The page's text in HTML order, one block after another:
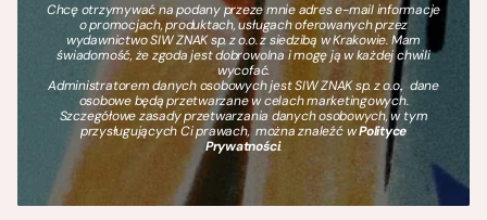
Chcę otrzymywać na podany przeze mnie adres e-mail informacje
o promocjach, produktach, usługach oferowanych przez
wydawnictwo SIW ZNAK sp. z o.o. z siedzibą w Krakowie. Mam
świadomość, że zgoda jest dobrowolna i mogę ją w każdej chwili
wycofać.
Administratorem danych osobowych jest SIW ZNAK sp. z o.o., dane
osobowe będą przetwarzane w celach marketingowych.
Szczegółowe zasady przetwarzania danych osobowych, w tym
przysługujących Ci prawach, można znaleźć wPolityce
Prywatności.